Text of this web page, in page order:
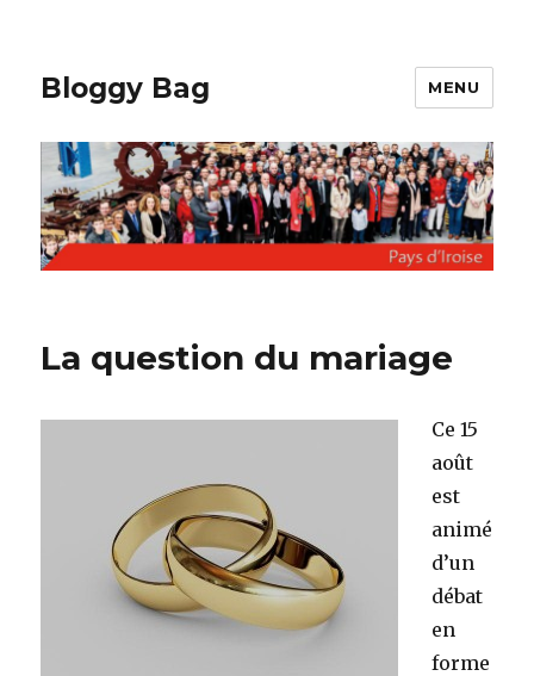
Bloggy Bag MENU
La question du mariage
Ce 15
août
est
animé
d’un
débat
en
forme